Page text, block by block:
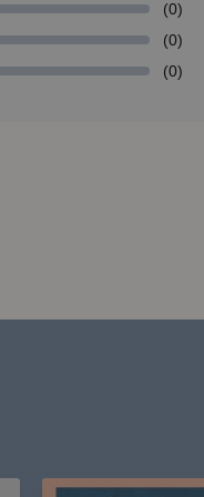
(0)
(0)
(0)